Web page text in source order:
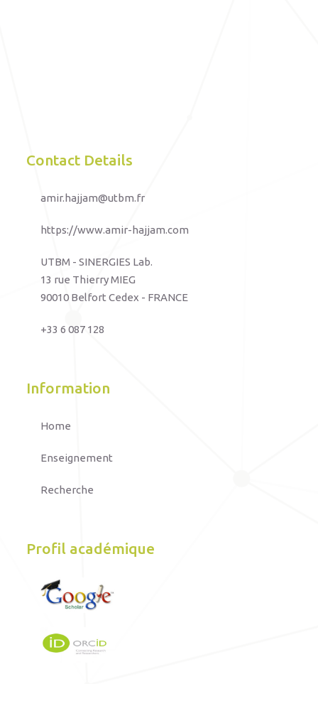
Contact Details
amir.hajjam@utbm.fr
https://www.amir-hajjam.com
UTBM - SINERGIES Lab.
13 rue Thierry MIEG
90010 Belfort Cedex - FRANCE
+33 6 087 128
Information
Home
Enseignement
Recherche
Profil académique